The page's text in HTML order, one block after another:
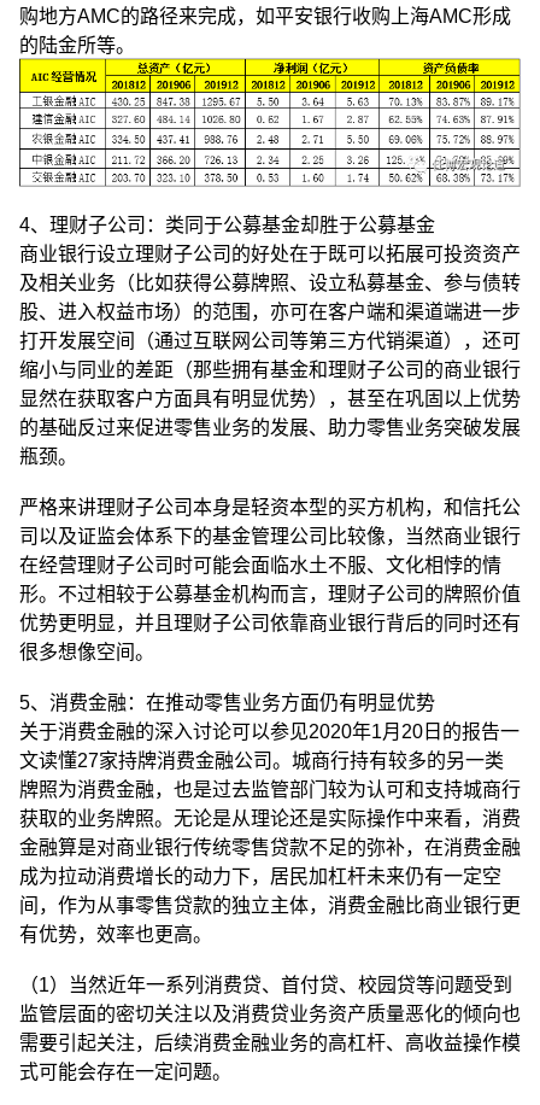
购地方AMC的路径来完成，如平安银行收购上海AMC形成
的陆金所等。
4、理财子公司：类同于公募基金却胜于公募基金
商业银行设立理财子公司的好处在于既可以拓展可投资资产
及相关业务（比如获得公募牌照、设立私募基金、参与债转
股、进入权益市场）的范围，亦可在客户端和渠道端进一步
打开发展空间（通过互联网公司等第三方代销渠道），还可
缩小与同业的差距（那些拥有基金和理财子公司的商业银行
显然在获取客户方面具有明显优势），甚至在巩固以上优势
的基础反过来促进零售业务的发展、助力零售业务突破发展
瓶颈。
严格来讲理财子公司本身是轻资本型的买方机构，和信托公
司以及证监会体系下的基金管理公司比较像，当然商业银行
在经营理财子公司时可能会面临水土不服、文化相悖的情
形。不过相较于公募基金机构而言，理财子公司的牌照价值
优势更明显，并且理财子公司依靠商业银行背后的同时还有
很多想像空间。
5、消费金融：在推动零售业务方面仍有明显优势
关于消费金融的深入讨论可以参见2020年1月20日的报告一
文读懂27家持牌消费金融公司。城商行持有较多的另一类
牌照为消费金融，也是过去监管部门较为认可和支持城商行
获取的业务牌照。无论是从理论还是实际操作中来看，消费
金融算是对商业银行传统零售贷款不足的弥补，在消费金融
成为拉动消费增长的动力下，居民加杠杆未来仍有一定空
间，作为从事零售贷款的独立主体，消费金融比商业银行更
有优势，效率也更高。
（1）当然近年一系列消费贷、首付贷、校园贷等问题受到
监管层面的密切关注以及消费贷业务资产质量恶化的倾向也
需要引起关注，后续消费金融业务的高杠杆、高收益操作模
式可能会存在一定问题。